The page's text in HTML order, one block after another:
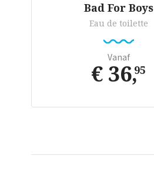
Bad For Boys
Eau de toilette
Vanaf
€ 36,95